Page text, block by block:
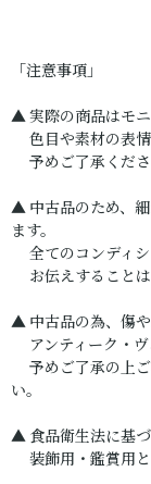
「注意事項」
▲ 実際の商品はモニ
色目や素材の表情
予めご了承くださ
▲ 中古品のため、
ます。
全てのコンディ
お伝えすることは
▲ 中古品の為、傷や
アンティーク・ヴ
予めご了承の上ご
い。
▲ 食品衛生法に基づ
装飾用・鑑賞用と